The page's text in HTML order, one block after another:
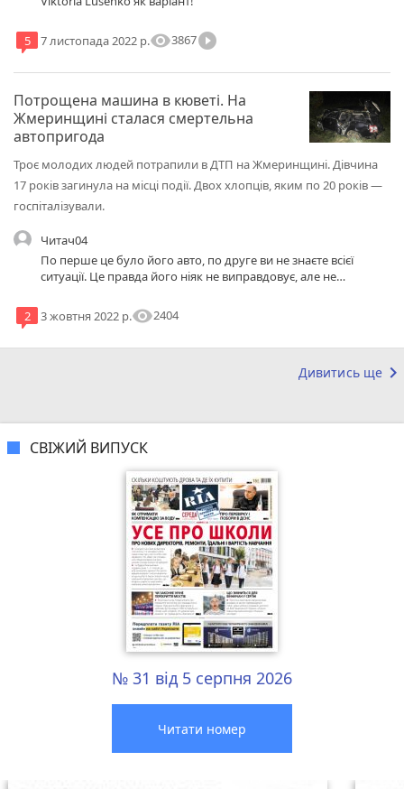
5 7 листопада 2022 р.visibility3867play_circle_filled
Потрощена машина в кюветі. На
Жмеринщині сталася смертельна
автопригода
Троє молодих людей потрапили в ДТП на Жмеринщині. Дівчина
17 років загинула на місці події. Двох хлопців, яким по 20 років —
госпіталізували.
Читач04
По перше це було його авто, по друге ви не знаєте всієї
ситуації. Це правда його ніяк не виправдовує, але не
випадку краще тільки поспівчуваьт. Марінка вічна тобі
пам'ять 🙏 Ми тебе ніколи не забудемо..
2 3 жовтня 2022 р.visibility2404
Дивитись ще keyboard_arrow_right
СВІЖИЙ ВИПУСК
№ 31 від 5 серпня 2026
Читати номер